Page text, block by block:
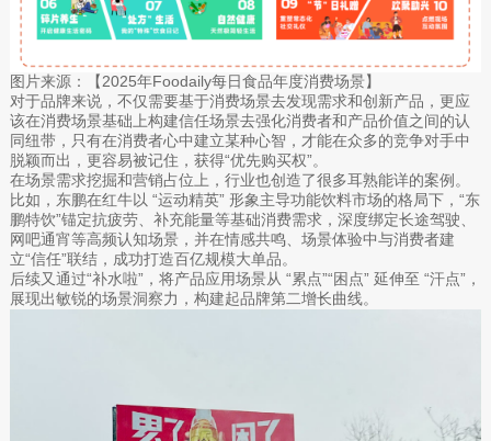
图片来源：【2025年Foodaily每日食品年度消费场景】
对于品牌来说，不仅需要基于消费场景去发现需求和创新产品，更应
该在消费场景基础上构建信任场景去强化消费者和产品价值之间的认
同纽带，只有在消费者心中建立某种心智，才能在众多的竞争对手中
脱颖而出，更容易被记住，获得“优先购买权”。
在场景需求挖掘和营销占位上，行业也创造了很多耳熟能详的案例。
比如，东鹏在红牛以 “运动精英” 形象主导功能饮料市场的格局下，“东
鹏特饮”锚定抗疲劳、补充能量等基础消费需求，深度绑定长途驾驶、
网吧通宵等高频认知场景，并在情感共鸣、场景体验中与消费者建
立“信任”联结，成功打造百亿规模大单品。
后续又通过“补水啦”，将产品应用场景从 “累点”“困点” 延伸至 “汗点”，
展现出敏锐的场景洞察力，构建起品牌第二增长曲线。